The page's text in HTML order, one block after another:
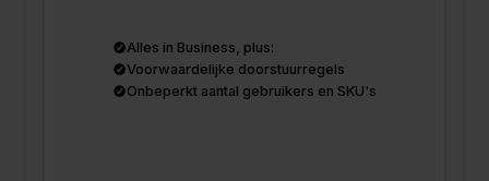
Alles in Business, plus:
Voorwaardelijke doorstuurregels
Onbeperkt aantal gebruikers en SKU's